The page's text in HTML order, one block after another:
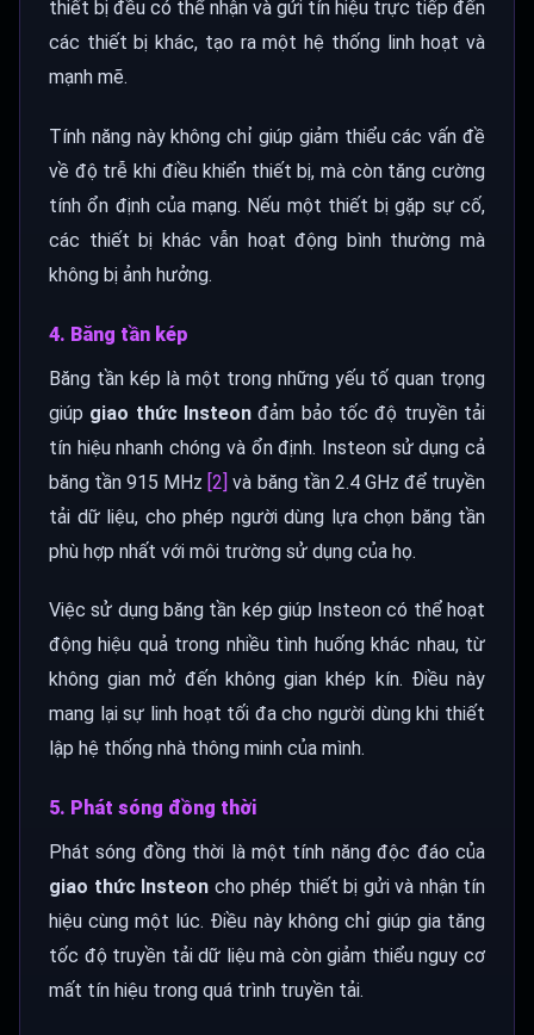
thiết bị đều có thể nhận và gửi tín hiệu trực tiếp đến
các thiết bị khác, tạo ra một hệ thống linh hoạt và
mạnh mẽ.
Tính năng này không chỉ giúp giảm thiểu các vấn đề
về độ trễ khi điều khiển thiết bị, mà còn tăng cường
tính ổn định của mạng. Nếu một thiết bị gặp sự cố,
các thiết bị khác vẫn hoạt động bình thường mà
không bị ảnh hưởng.
4. Băng tần kép
Băng tần kép là một trong những yếu tố quan trọng
giúp giao thức Insteon đảm bảo tốc độ truyền tải
tín hiệu nhanh chóng và ổn định. Insteon sử dụng cả
băng tần 915 MHz [2] và băng tần 2.4 GHz để truyền
tải dữ liệu, cho phép người dùng lựa chọn băng tần
phù hợp nhất với môi trường sử dụng của họ.
Việc sử dụng băng tần kép giúp Insteon có thể hoạt
động hiệu quả trong nhiều tình huống khác nhau, từ
không gian mở đến không gian khép kín. Điều này
mang lại sự linh hoạt tối đa cho người dùng khi thiết
lập hệ thống nhà thông minh của mình.
5. Phát sóng đồng thời
Phát sóng đồng thời là một tính năng độc đáo của
giao thức Insteon cho phép thiết bị gửi và nhận tín
hiệu cùng một lúc. Điều này không chỉ giúp gia tăng
tốc độ truyền tải dữ liệu mà còn giảm thiểu nguy cơ
mất tín hiệu trong quá trình truyền tải.